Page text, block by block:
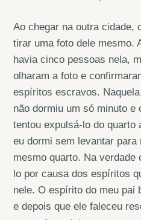
Ao chegar na outra cidade,
tirar uma foto dele mesmo.
havia cinco pessoas nela,
olharam a foto e
espíritos escravos.
não dormiu um só minuto e
tentou expulsá-lo do quarto
eu dormi sem levantar para
mesmo quarto. Na verdade
lo por causa dos espíritos
nele. O espírito do meu pai
e depois que ele faleceu